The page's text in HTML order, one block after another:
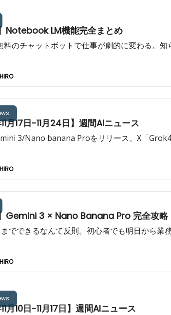
Notebook LM機能完全まとめ
料のチャットボットで仕事が劇的に変わる。
月17日-11月24日】週間AIニュース
3/Nano banana Proをリリース、X「
Gemini 3 × Nano Banana Pro 完全攻略
でできるなんて反則。初心者でも明日から業
月10日-11月17日】週間AIニュース